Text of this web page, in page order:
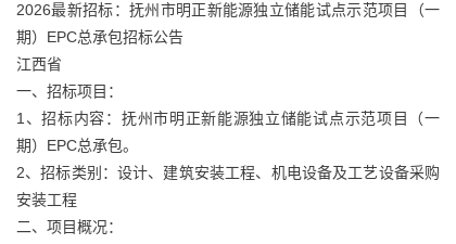
2026最新招标：抚州市明正新能源独立储能试点示范项目（一
期）EPC总承包招标公告
江西省
一、招标项目：
1、招标内容：抚州市明正新能源独立储能试点示范项目（一
期）EPC总承包。
2、招标类别：设计、建筑安装工程、机电设备及工艺设备采购
安装工程
二、项目概况：